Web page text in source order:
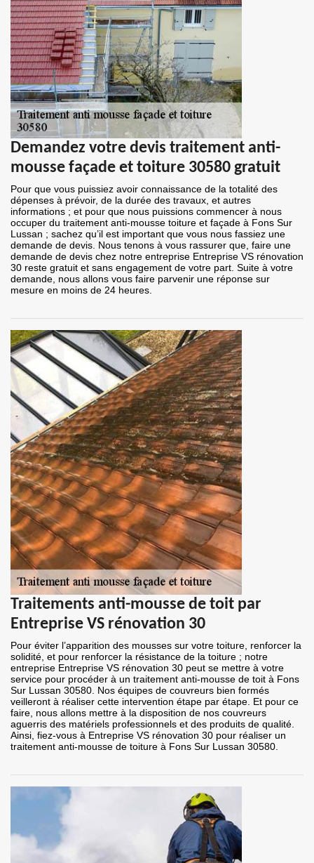
Demandez votre devis traitement anti-
mousse façade et toiture 30580 gratuit
Pour que vous puissiez avoir connaissance de la totalité des
dépenses à prévoir, de la durée des travaux, et autres
informations ; et pour que nous puissions commencer à nous
occuper du traitement anti-mousse toiture et façade à Fons Sur
Lussan ; sachez qu’il est important que vous nous fassiez une
demande de devis. Nous tenons à vous rassurer que, faire une
demande de devis chez notre entreprise Entreprise VS rénovation
30 reste gratuit et sans engagement de votre part. Suite à votre
demande, nous allons vous faire parvenir une réponse sur
mesure en moins de 24 heures.
Traitements anti-mousse de toit par
Entreprise VS rénovation 30
Pour éviter l’apparition des mousses sur votre toiture, renforcer la
solidité, et pour renforcer la résistance de la toiture ; notre
entreprise Entreprise VS rénovation 30 peut se mettre à votre
service pour procéder à un traitement anti-mousse de toit à Fons
Sur Lussan 30580. Nos équipes de couvreurs bien formés
veilleront à réaliser cette intervention étape par étape. Et pour ce
faire, nous allons mettre à la disposition de nos couvreurs
aguerris des matériels professionnels et des produits de qualité.
Ainsi, fiez-vous à Entreprise VS rénovation 30 pour réaliser un
traitement anti-mousse de toiture à Fons Sur Lussan 30580.